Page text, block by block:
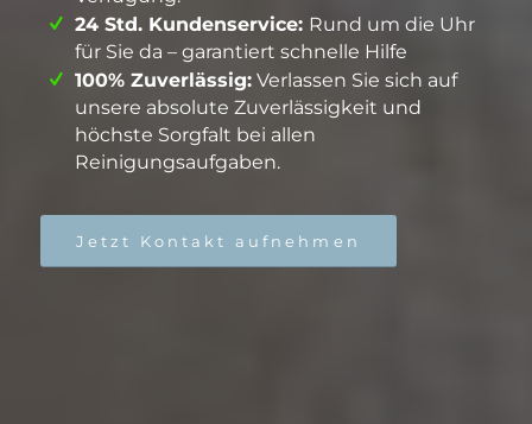
24 Std. Kundenservice: Rund um die Uhr
für Sie da – garantiert schnelle Hilfe
100% Zuverlässig: Verlassen Sie sich auf
unsere absolute Zuverlässigkeit und
höchste Sorgfalt bei allen
Reinigungsaufgaben.
Jetzt Kontakt aufnehmen